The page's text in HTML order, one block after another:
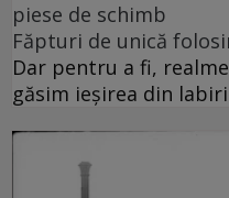
piese de schimb
Făpturi de unică
Dar pentru a fi,
găsim ieșirea din